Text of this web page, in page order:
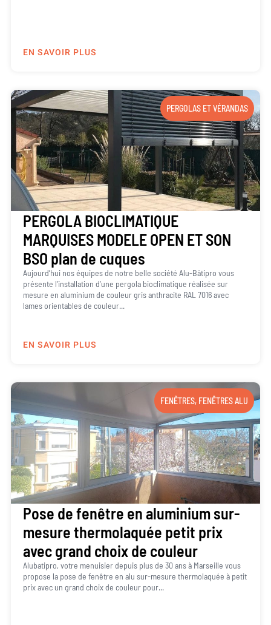
EN SAVOIR PLUS
PERGOLAS ET VÉRANDAS
PERGOLA BIOCLIMATIQUE
MARQUISES MODELE OPEN ET SON
BSO plan de cuques
Aujourd’hui nos équipes de notre belle société Alu-Bâtipro vous
présente l’installation d’une pergola bioclimatique réalisée sur
mesure en aluminium de couleur gris anthracite RAL 7016 avec
lames orientables de couleur...
EN SAVOIR PLUS
FENÊTRES, FENÊTRES ALU
Pose de fenêtre en aluminium sur-
mesure thermolaquée petit prix
avec grand choix de couleur
Alubatipro, votre menuisier depuis plus de 30 ans à Marseille vous
propose la pose de fenêtre en alu sur-mesure thermolaquée à petit
prix avec un grand choix de couleur pour...